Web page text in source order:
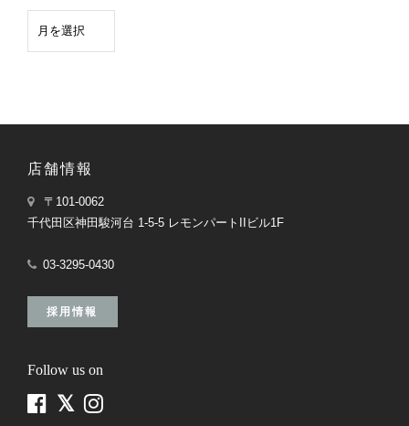
店舗情報
〒101-0062
千代田区神田駿河台 1-5-5 レモンパートIIビル1F
03-3295-0430
採用情報
Follow us on